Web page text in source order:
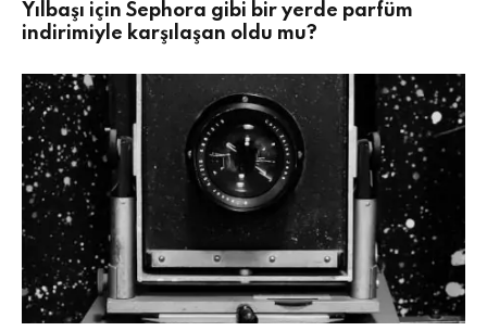
Yılbaşı için Sephora gibi bir yerde parfüm
indirimiyle karşılaşan oldu mu?